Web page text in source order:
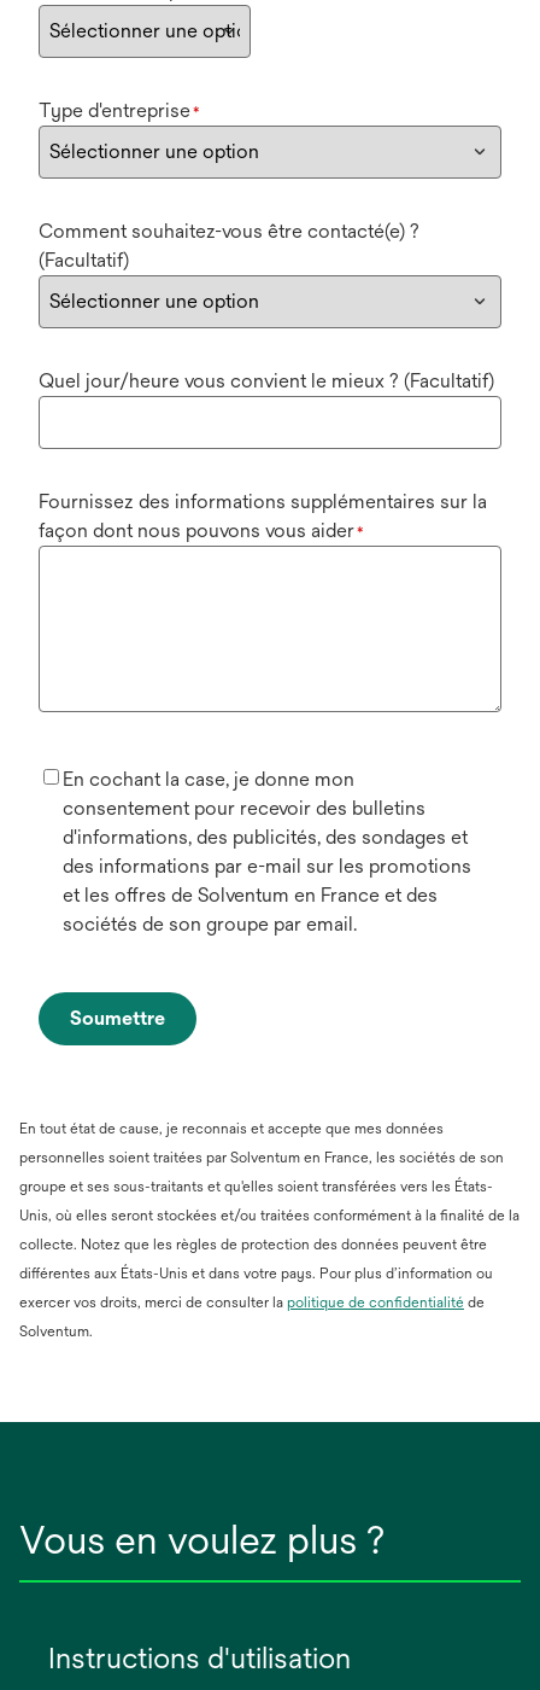
Type d'entreprise*
Comment souhaitez-vous être contacté(e) ?
(Facultatif)
Quel jour/heure vous convient le mieux ? (Facultatif)
Fournissez des informations supplémentaires sur la
façon dont nous pouvons vous aider*
En cochant la case, je donne mon
consentement pour recevoir des bulletins
d'informations, des publicités, des sondages et
des informations par e-mail sur les promotions
et les offres de Solventum en France et des
sociétés de son groupe par email.
Soumettre
En tout état de cause, je reconnais et accepte que mes données
personnelles soient traitées par Solventum en France, les sociétés de son
groupe et ses sous-traitants et qu'elles soient transférées vers les États-
Unis, où elles seront stockées et/ou traitées conformément à la finalité de la
collecte. Notez que les règles de protection des données peuvent être
différentes aux États-Unis et dans votre pays. Pour plus d’information ou
exercer vos droits, merci de consulter la politique de confidentialité s’ouvre
de
Solventum.
Vous en voulez plus ?
Instructions d'utilisation